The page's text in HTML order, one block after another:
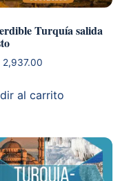
Turquía salida
2,937.00
al carrito